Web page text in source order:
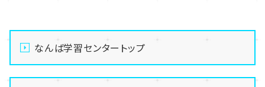
なんば学習センタートップ